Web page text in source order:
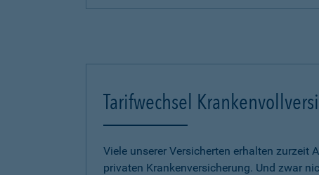
Tarifwechsel
Viele unserer Versicherten erhalten zurzeit
privaten Krankenversicherung. Und zwar